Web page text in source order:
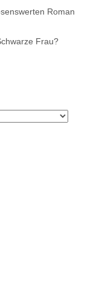
Roman
Frau?